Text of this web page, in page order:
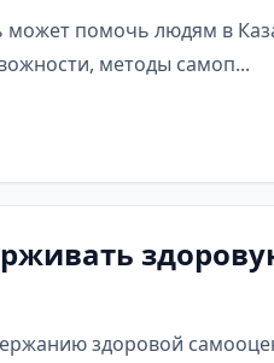
может помочь людям в
методы самоп...
здоровой